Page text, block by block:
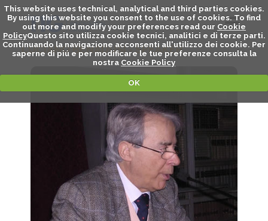
This website uses technical, analytical and third parties cookies.
By using this website you consent to the use of cookies. To find
out more and modify your preferences read our Cookie
PolicyQuesto sito utilizza cookie tecnici, analitici e di terze parti.
Continuando la navigazione acconsenti all'utilizzo dei cookie. Per
saperne di piú e per modificare le tue preferenze consulta la
nostra Cookie Policy
OK
LUCIANO BENADUSI - SPEAKER